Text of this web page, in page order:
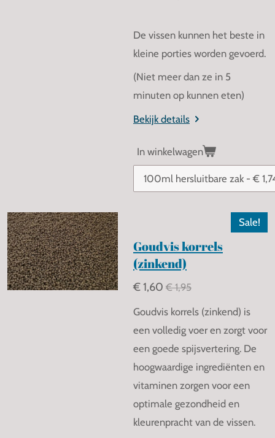
De vissen kunnen het beste in
kleine porties worden gevoerd.
(Niet meer dan ze in 5
minuten op kunnen eten)
Bekijk details
In winkelwagen
Sale!
Goudvis korrels
(zinkend)
€ 1,60 € 1,95
Goudvis korrels (zinkend) is
een volledig voer en zorgt voor
een goede spijsvertering. De
hoogwaardige ingrediënten en
vitaminen zorgen voor een
optimale gezondheid en
kleurenpracht van de vissen.